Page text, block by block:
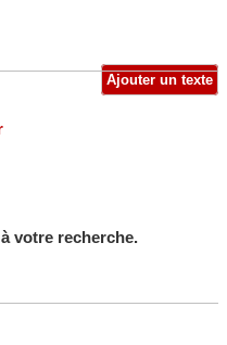
Ajouter un texte
votre recherche.